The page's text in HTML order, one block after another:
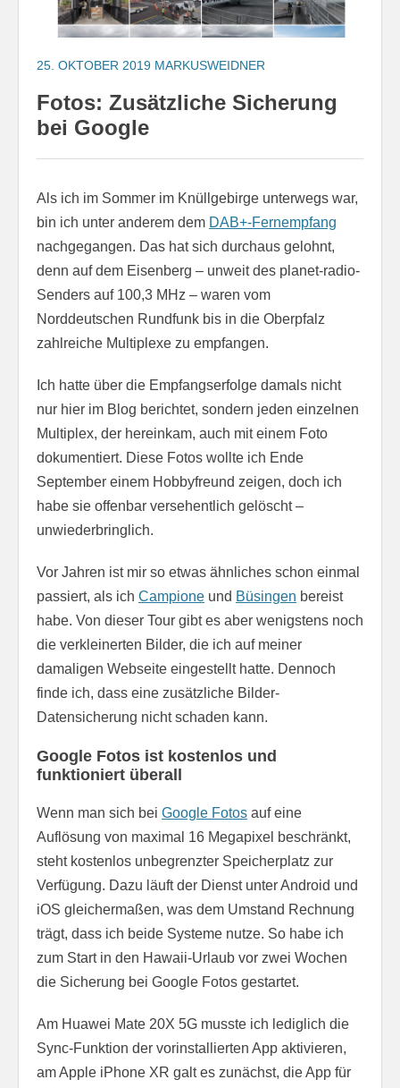
25. OKTOBER 2019 MARKUSWEIDNER
Fotos: Zusätzliche Sicherung
bei Google
Als ich im Sommer im Knüllgebirge unterwegs war,
bin ich unter anderem dem DAB+-Fernempfang
nachgegangen. Das hat sich durchaus gelohnt,
denn auf dem Eisenberg – unweit des planet-radio-
Senders auf 100,3 MHz – waren vom
Norddeutschen Rundfunk bis in die Oberpfalz
zahlreiche Multiplexe zu empfangen.
Ich hatte über die Empfangserfolge damals nicht
nur hier im Blog berichtet, sondern jeden einzelnen
Multiplex, der hereinkam, auch mit einem Foto
dokumentiert. Diese Fotos wollte ich Ende
September einem Hobbyfreund zeigen, doch ich
habe sie offenbar versehentlich gelöscht –
unwiederbringlich.
Vor Jahren ist mir so etwas ähnliches schon einmal
passiert, als ich Campione und Büsingen bereist
habe. Von dieser Tour gibt es aber wenigstens noch
die verkleinerten Bilder, die ich auf meiner
damaligen Webseite eingestellt hatte. Dennoch
finde ich, dass eine zusätzliche Bilder-
Datensicherung nicht schaden kann.
Google Fotos ist kostenlos und
funktioniert überall
Wenn man sich bei Google Fotos auf eine
Auflösung von maximal 16 Megapixel beschränkt,
steht kostenlos unbegrenzter Speicherplatz zur
Verfügung. Dazu läuft der Dienst unter Android und
iOS gleichermaßen, was dem Umstand Rechnung
trägt, dass ich beide Systeme nutze. So habe ich
zum Start in den Hawaii-Urlaub vor zwei Wochen
die Sicherung bei Google Fotos gestartet.
Am Huawei Mate 20X 5G musste ich lediglich die
Sync-Funktion der vorinstallierten App aktivieren,
am Apple iPhone XR galt es zunächst, die App für